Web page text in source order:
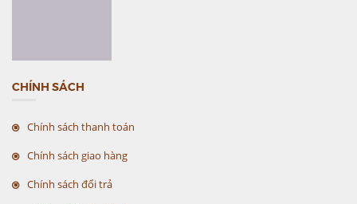
CHÍNH SÁCH
Chính sách thanh toán
Chính sách giao hàng
Chính sách đổi trả